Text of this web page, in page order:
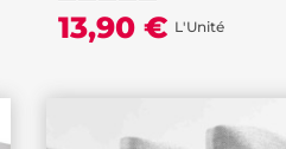
13,90 € L'Unité